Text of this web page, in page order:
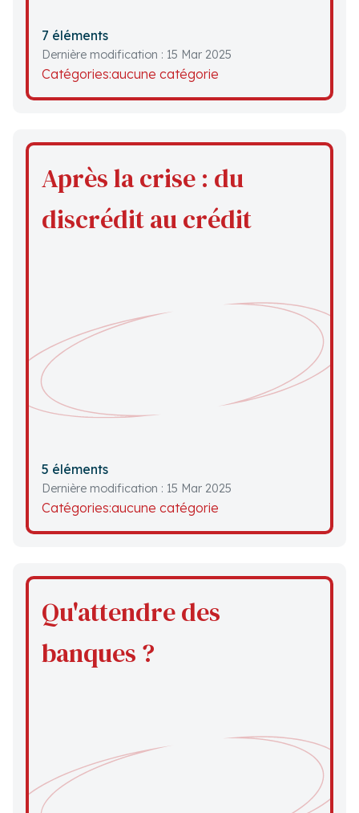
7 éléments
Dernière modification : 15 Mar 2025
Catégories:aucune catégorie
Après la crise : du
discrédit au crédit
5 éléments
Dernière modification : 15 Mar 2025
Catégories:aucune catégorie
Qu'attendre des
banques ?